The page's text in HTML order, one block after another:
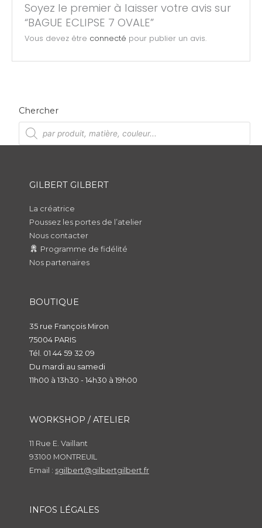
Soyez le premier à laisser votre avis sur
“BAGUE ECLIPSE 7 OVALE”
Vous devez être connecté pour publier un avis.
Chercher
R
h
GILBERT GILBERT
La créatrice
Poussez les portes de l’atelier
Nous contacter
Programme de fidélité
Nos partenaires
BOUTIQUE
35 rue François Miron
75004 PARIS
Tél. 01 44 59 32 09
Du mardi au samedi
11h00 à 13h30 - 14h30 à 19h00
WORKSHOP / ATELIER
11 Rue E. Vaillant
93100 MONTREUIL
Email : sgilbert@gilbertgilbert.fr
INFOS LÉGALES